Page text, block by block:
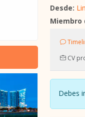
Desde:
Miembro
CV
Debes